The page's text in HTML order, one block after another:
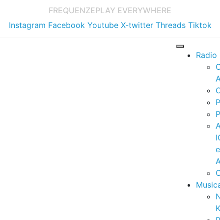
FREQUENZEPLAY EVERYWHERE
Instagram Facebook Youtube X-twitter Threads Tiktok
Radio
e